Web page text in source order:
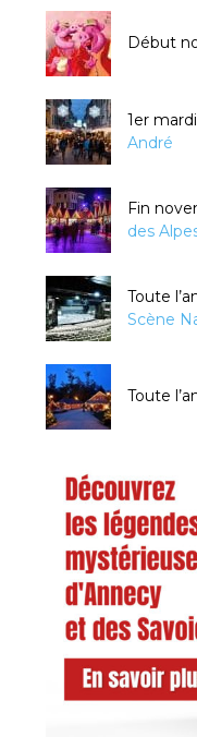
Début
1er
André
Fin
des
Toute
Scène
Toute